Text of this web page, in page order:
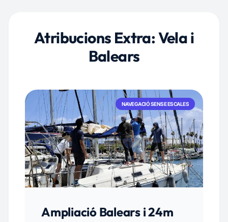
Atribucions Extra: Vela i
Balears
NAVEGACIÓ SENSE ESCALES
Ampliació Balears i 24m